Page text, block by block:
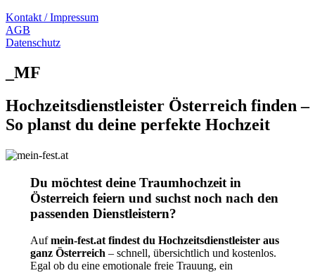
Kontakt / Impressum
AGB
Datenschutz
_MF
Hochzeitsdienstleister Österreich finden –
So planst du deine perfekte Hochzeit
Du möchtest deine Traumhochzeit in
Österreich feiern und suchst noch nach den
passenden Dienstleistern?
Aufmein-fest.at findest du Hochzeitsdienstleister aus
ganz Österreich– schnell, übersichtlich und kostenlos.
Egal ob du eine emotionale freie Trauung, ein